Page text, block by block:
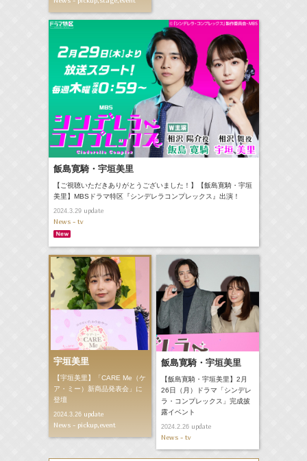
飯島寛騎・宇垣美里
【ご視聴いただきありがとうございました！】【飯島寛騎・宇垣
美里】MBSドラマ特区『シンデレラコンプレックス』出演！
2024.3.29update
News - tv
宇垣美里
【宇垣美里】「CARE Me（ケ
ア・ミー）新商品発表会」に
登壇
2024.3.26update
News - pickup,event
飯島寛騎・宇垣美里
【飯島寛騎・宇垣美里】2月
26日（月）ドラマ「シンデレ
ラ・コンプレックス」完成披
露イベント
2024.2.26update
News - tv